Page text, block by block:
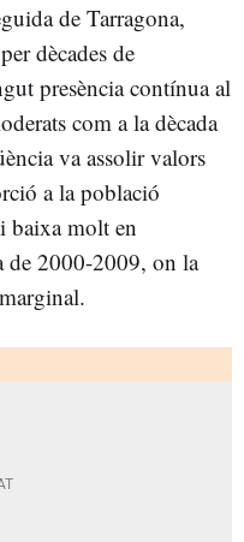
de Tarragona,
dècades de
presència contínua al
com a la dècada
va assolir valors
a la població
baixa molt en
de 2000-2009, on la